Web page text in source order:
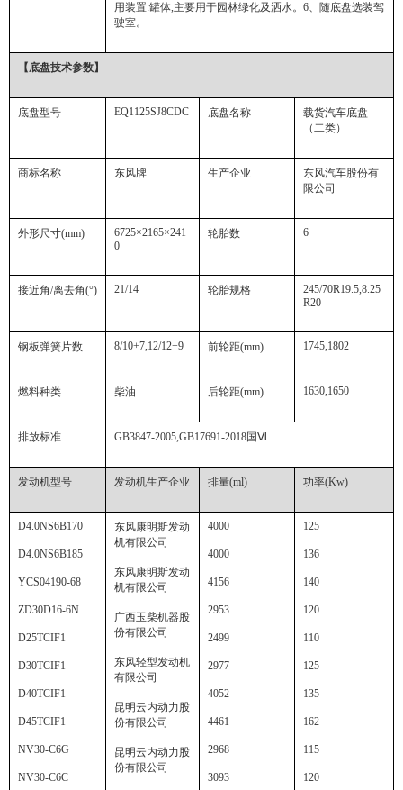
用装置:罐体,主要用于园林绿化及洒水。 6、随底盘选装驾
驶室。
【底盘技术参数】
底盘型号 EQ1125SJ8CDC 底盘名称
载货汽车底盘
（二类）
商标名称 东风牌 生产企业
东风汽车股份有
限公司
外形尺寸(mm)
6725×2165×241
0
轮胎数 6
接近角/离去角(°) 21/14 轮胎规格
245/70R19.5,8.25
R20
钢板弹簧片数 8/10+7,12/12+9 前轮距(mm) 1745,1802
燃料种类 柴油 后轮距(mm) 1630,1650
排放标准 GB3847-2005,GB17691-2018国Ⅵ
发动机型号 发动机生产企业 排量(ml) 功率(Kw)
D4.0NS6B170
D4.0NS6B185
YCS04190-68
ZD30D16-6N
D25TCIF1
D30TCIF1
D40TCIF1
D45TCIF1
NV30-C6G
NV30-C6C
东风康明斯发动
机有限公司
东风康明斯发动
机有限公司
广西玉柴机器股
份有限公司
东风轻型发动机
有限公司
昆明云内动力股
份有限公司
昆明云内动力股
份有限公司
4000
4000
4156
2953
2499
2977
4052
4461
2968
3093
125
136
140
120
110
125
135
162
115
120